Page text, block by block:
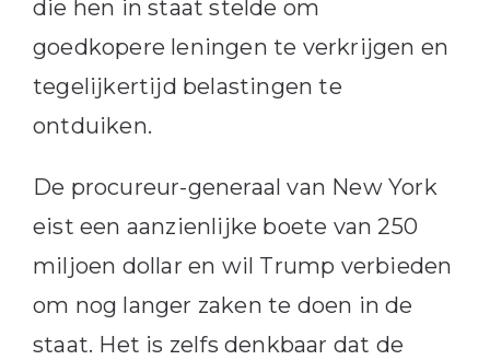
die hen in staat stelde om
goedkopere leningen te verkrijgen en
tegelijkertijd belastingen te
ontduiken.
De procureur-generaal van New York
eist een aanzienlijke boete van 250
miljoen dollar en wil Trump verbieden
om nog langer zaken te doen in de
staat. Het is zelfs denkbaar dat de